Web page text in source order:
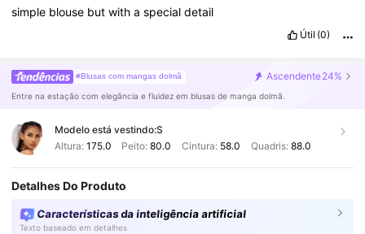
simple blouse butwithaspecialdetail
Útil (0)
#Blusas com mangas dolmã Ascendente24%
Entre na estação com elegância e fluidez em blusas de manga dolmã.
Modelo está vestindo:S
Altura: 175.0 Peito:80.0 Cintura: 58.0 Quadris: 88.0
Detalhes Do Produto
Características da inteligência artificial
Texto baseado em detalhes